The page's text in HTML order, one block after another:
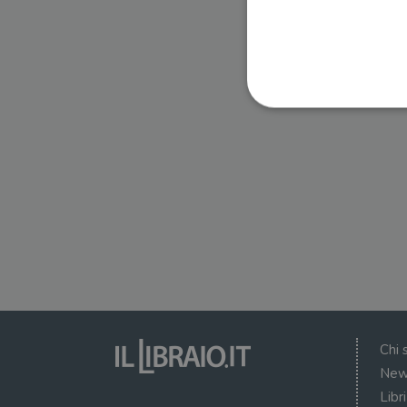
Chi
I cookie strettamente
wordpress_sec_[hash]
CookieScriptConsent